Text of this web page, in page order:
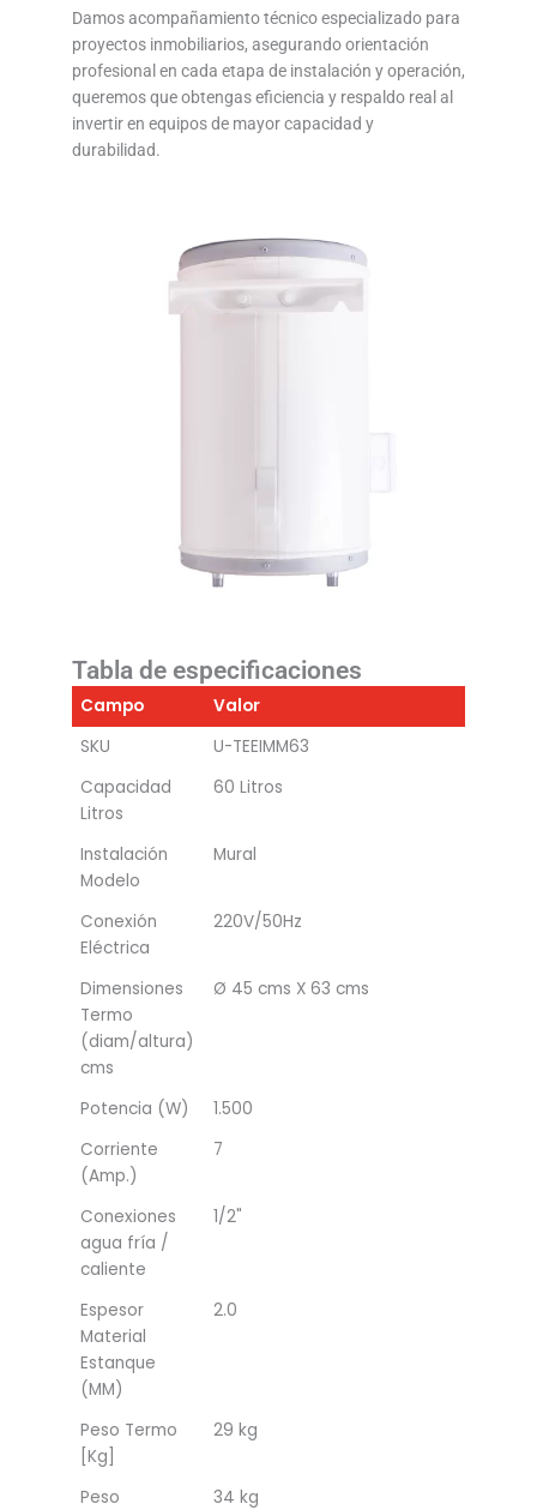
Damos acompañamiento técnico especializado para
proyectos inmobiliarios, asegurando orientación
profesional en cada etapa de instalación y operación,
queremos que obtengas eficiencia y respaldo real al
invertir en equipos de mayor capacidad y
durabilidad.
Tabla de especificaciones
Campo
Valor
SKU
U-TEEIMM63
Capacidad
Litros
60 Litros
Instalación
Modelo
Mural
Conexión
Eléctrica
220V/50Hz
Dimensiones
Termo
(diam/altura)
cms
Ø 45 cms X 63 cms
Potencia (W)
1.500
Corriente
(Amp.)
7
Conexiones
agua fría /
caliente
1/2"
Espesor
Material
Estanque
(MM)
2.0
Peso Termo
[Kg]
29 kg
Peso
34 kg